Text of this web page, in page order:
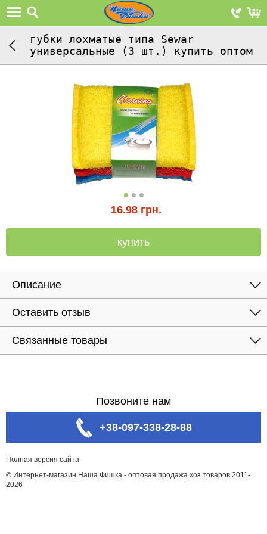
губки лохматые типа Sewar
универсальные (3 шт.) купить оптом
16.98 грн.
купить
Описание
Оставить отзыв
Связанные товары
Позвоните нам
+38-097-338-28-88
Полная версия сайта
© Интернет-магазин Наша Фишка - оптовая продажа хоз.товаров 2011-
2026